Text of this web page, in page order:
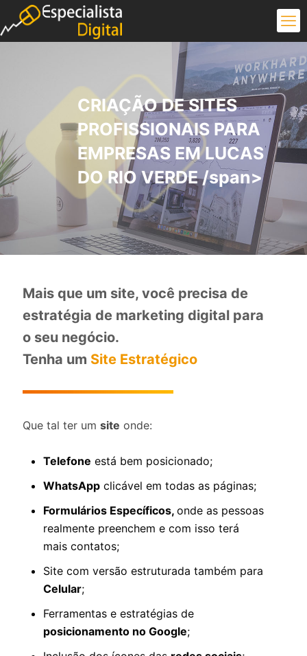
CRIAÇÃO DE SITES
PROFISSIONAIS PARA
EMPRESAS EM LUCAS
DO RIO VERDE /span>
Mais que um site, você precisa de
estratégia de marketing digital para
o seu negócio.
Tenha um Site Estratégico
Que tal ter um site onde:
Telefone está bem posicionado;
WhatsApp clicável em todas as páginas;
Formulários Específicos, onde as pessoas
realmente preenchem e com isso terá
mais contatos;
Site com versão estruturada também para
Celular;
Ferramentas e estratégias de
posicionamento no Google;